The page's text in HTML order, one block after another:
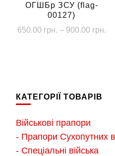
ОГШБр ЗСУ (flag-
00127)
650.00 грн. – 900.00 грн.
варіантів.
можна
вибрати
КАТЕГОРІЇ ТОВАРІВ
Військові прапори
- Прапори Сухопутних
- Спеціальні війська